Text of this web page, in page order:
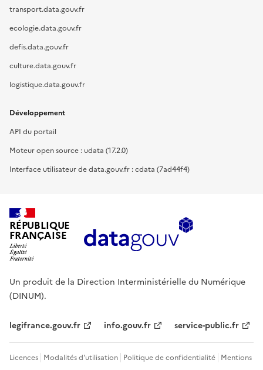
transport.data.gouv.fr
ecologie.data.gouv.fr
defis.data.gouv.fr
culture.data.gouv.fr
logistique.data.gouv.fr
Développement
API du portail
Moteur open source : udata (17.2.0)
Interface utilisateur de data.gouv.fr : cdata (7ad44f4)
RÉPUBLIQUE
FRANÇAISE
Un produit de la Direction Interministérielle du Numérique
(DINUM).
legifrance.gouv.fr info.gouv.fr service-public.fr
Licences Modalités d'utilisation Politique de confidentialité Mentions